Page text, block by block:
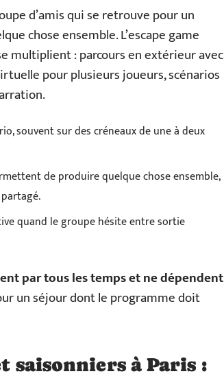
d’amis qui se retrouve pour un
chose ensemble. L’escape game
multiplient : parcours en extérieur avec
pour plusieurs joueurs, scénarios
souvent sur des créneaux de une à deux
de produire quelque chose ensemble,
quand le groupe hésite entre sortie
par tous les temps et ne dépendent
un séjour dont le programme doit
saisonniers à Paris :